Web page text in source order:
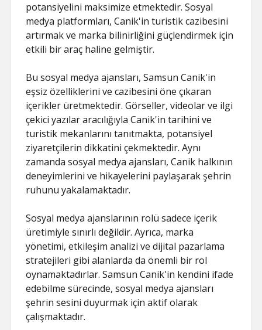
potansiyelini maksimize etmektedir. Sosyal
medya platformları, Canik'in turistik cazibesini
artırmak ve marka bilinirliğini güçlendirmek için
etkili bir araç haline gelmiştir.
Bu sosyal medya ajansları, Samsun Canik'in
eşsiz özelliklerini ve cazibesini öne çıkaran
içerikler üretmektedir. Görseller, videolar ve ilgi
çekici yazılar aracılığıyla Canik'in tarihini ve
turistik mekanlarını tanıtmakta, potansiyel
ziyaretçilerin dikkatini çekmektedir. Aynı
zamanda sosyal medya ajansları, Canik halkının
deneyimlerini ve hikayelerini paylaşarak şehrin
ruhunu yakalamaktadır.
Sosyal medya ajanslarının rolü sadece içerik
üretimiyle sınırlı değildir. Ayrıca, marka
yönetimi, etkileşim analizi ve dijital pazarlama
stratejileri gibi alanlarda da önemli bir rol
oynamaktadırlar. Samsun Canik'in kendini ifade
edebilme sürecinde, sosyal medya ajansları
şehrin sesini duyurmak için aktif olarak
çalışmaktadır.